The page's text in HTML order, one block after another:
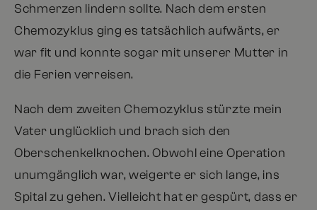
Schmerzen lindern sollte. Nach dem ersten
Chemozyklus ging es tatsächlich aufwärts, er
war fit und konnte sogar mit unserer Mutter in
die Ferien verreisen.
Nach dem zweiten Chemozyklus stürzte mein
Vater unglücklich und brach sich den
Oberschenkelknochen. Obwohl eine Operation
unumgänglich war, weigerte er sich lange, ins
Spital zu gehen. Vielleicht hat er gespürt, dass er